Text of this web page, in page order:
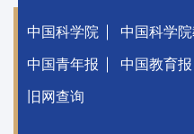
中国科学院 中国科学
中国青年报 中国教育报
旧网查询